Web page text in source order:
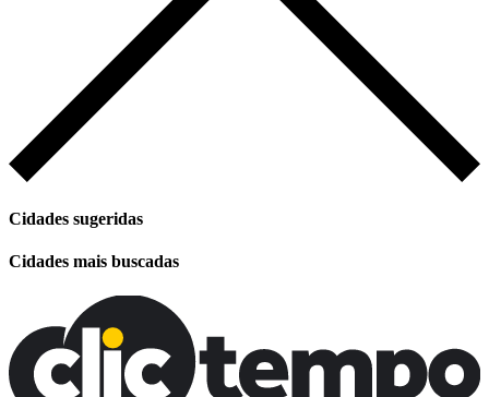
Cidades sugeridas
Cidades mais buscadas